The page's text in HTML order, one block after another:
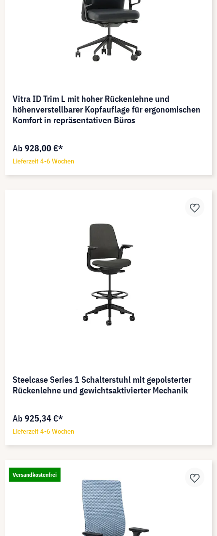
Vitra ID Trim L mit hoher Rückenlehne und
höhenverstellbarer Kopfauflage für ergonomischen
Komfort in repräsentativen Büros
Ab 928,00 €*
Lieferzeit 4-6 Wochen
Steelcase Series 1 Schalterstuhl mit gepolsterter
Rückenlehne und gewichtsaktivierter Mechanik
Ab 925,34 €*
Lieferzeit 4-6 Wochen
Versandkostenfrei